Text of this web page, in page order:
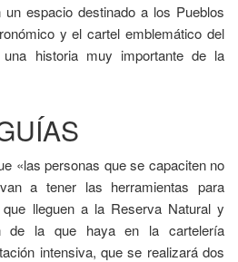
espacio destinado a los Pueblos
y el cartel emblemático del
una historia muy importante de la
«las personas que se capaciten no
a tener las herramientas para
lleguen a la Reserva Natural y
de la que haya en la cartelería
intensiva, que se realizará dos